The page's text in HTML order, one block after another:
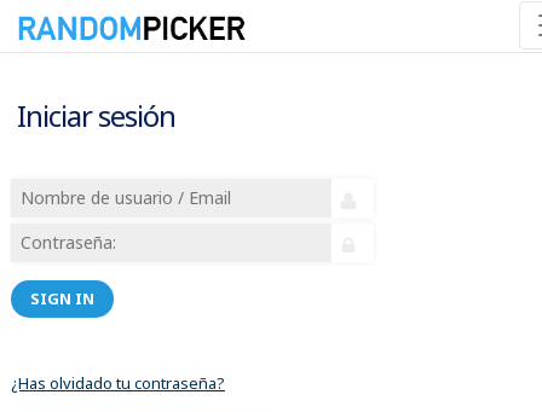
Iniciar sesión
SIGN IN
¿Has olvidado tu contraseña?